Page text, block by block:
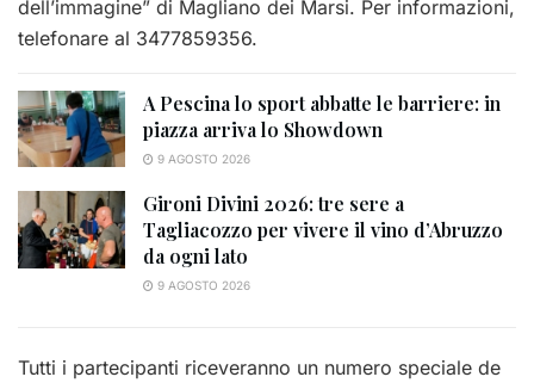
dell’immagine” di Magliano dei Marsi. Per informazioni,
telefonare al 3477859356.
A Pescina lo sport abbatte le barriere: in
piazza arriva lo Showdown
9 AGOSTO 2026
Gironi Divini 2026: tre sere a
Tagliacozzo per vivere il vino d’Abruzzo
da ogni lato
9 AGOSTO 2026
Tutti i partecipanti riceveranno un numero speciale de